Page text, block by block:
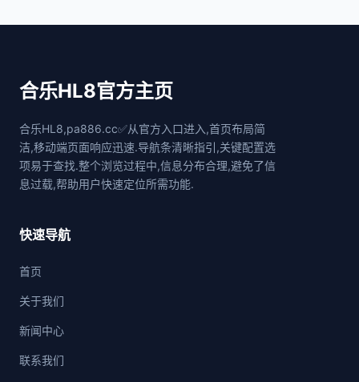
合乐HL8官方主页
合乐HL8,pa886.cc✅从官方入口进入,首页布局简
洁,移动端页面响应迅速.导航条清晰指引,关键配置选
项易于查找.整个浏览过程中,信息分布合理,避免了信
息过载,帮助用户快速定位所需功能.
快速导航
首页
关于我们
新闻中心
联系我们